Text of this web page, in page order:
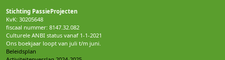
Stichting PassieProjecten
KvK: 30205648
fiscaal nummer: 8147.32.082
Culturele ANBI status vanaf 1-1-2021
Ons boekjaar loopt van juli t/m juni.
Beleidsplan